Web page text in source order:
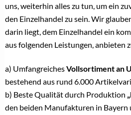
uns, weiterhin alles zu tun, um ein
den Einzelhandel zu sein. Wir
darin liegt, dem Einzelhandel ein
aus folgenden Leistungen, anbieten
a) UmfangreichesVollsortiment an
bestehend aus rund 6.000
b) Beste Qualität durch Produktion
den beiden Manufakturen in Bayern